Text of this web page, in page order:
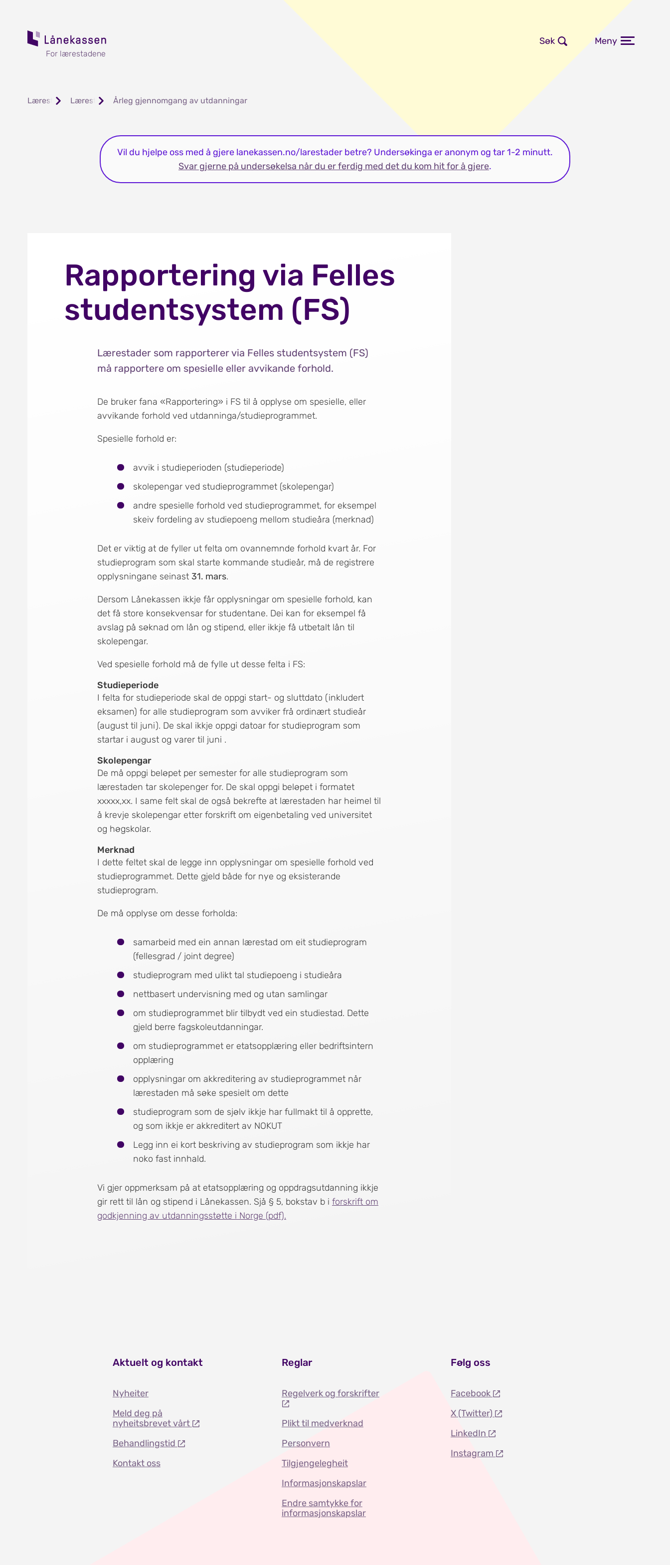
For lærestadene
Søk Meny
Lærestader Lærestaden sine oppgåver
Årleg gjennomgang av utdanningar
Vil du hjelpe oss med å gjere lanekassen.no/larestader betre? Undersøkinga er anonym og tar 1-2 minutt.
Svar gjerne på undersøkelsa når du er ferdig med det du kom hit for å gjere.
Rapportering via Felles
studentsystem (FS)
Lærestader som rapporterer via Felles studentsystem (FS)
må rapportere om spesielle eller avvikande forhold.
De bruker fana «Rapportering» i FS til å opplyse om spesielle, eller
avvikande forhold ved utdanninga/studieprogrammet.
Spesielle forhold er:
avvik i studieperioden (studieperiode)
skolepengar ved studieprogrammet (skolepengar)
andre spesielle forhold ved studieprogrammet, for eksempel
skeiv fordeling av studiepoeng mellom studieåra (merknad)
Det er viktig at de fyller ut felta om ovannemnde forhold kvart år. For
studieprogram som skal starte kommande studieår, må de registrere
opplysningane seinast 31. mars.
Dersom Lånekassen ikkje får opplysningar om spesielle forhold, kan
det få store konsekvensar for studentane. Dei kan for eksempel få
avslag på søknad om lån og stipend, eller ikkje få utbetalt lån til
skolepengar.
Ved spesielle forhold må de fylle ut desse felta i FS:
Studieperiode
I felta for studieperiode skal de oppgi start- og sluttdato (inkludert
eksamen) for alle studieprogram som avviker frå ordinært studieår
(august til juni). De skal ikkje oppgi datoar for studieprogram som
startar i august og varer til juni .
Skolepengar
De må oppgi beløpet per semester for alle studieprogram som
lærestaden tar skolepenger for. De skal oppgi beløpet i formatet
xxxxx,xx. I same felt skal de også bekrefte at lærestaden har heimel til
å krevje skolepengar etter forskrift om eigenbetaling ved universitet
og høgskolar.
Merknad
I dette feltet skal de legge inn opplysningar om spesielle forhold ved
studieprogrammet. Dette gjeld både for nye og eksisterande
studieprogram.
De må opplyse om desse forholda:
samarbeid med ein annan lærestad om eit studieprogram
(fellesgrad / joint degree)
studieprogram med ulikt tal studiepoeng i studieåra
nettbasert undervisning med og utan samlingar
om studieprogrammet blir tilbydt ved ein studiestad. Dette
gjeld berre fagskoleutdanningar.
om studieprogrammet er etatsopplæring eller bedriftsintern
opplæring
opplysningar om akkreditering av studieprogrammet når
lærestaden må søke spesielt om dette
studieprogram som de sjølv ikkje har fullmakt til å opprette,
og som ikkje er akkreditert av NOKUT
Legg inn ei kort beskriving av studieprogram som ikkje har
noko fast innhald.
Vi gjer oppmerksam på at etatsopplæring og oppdragsutdanning ikkje
gir rett til lån og stipend i Lånekassen. Sjå § 5, bokstav b i forskrift om
godkjenning av utdanningsstøtte i Norge (pdf).
Aktuelt og kontakt
Nyheiter
Meld deg på
nyheitsbrevet vårt
Behandlingstid
Kontakt oss
Reglar
Regelverk og forskrifter
Plikt til medverknad
Personvern
Tilgjengelegheit
Informasjonskapslar
Endre samtykke for
informasjonskapslar
Følg oss
Facebook
X (Twitter)
LinkedIn
Instagram